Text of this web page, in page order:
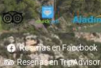
Reseñas en Facebook
Reseñas en TripAdvisor